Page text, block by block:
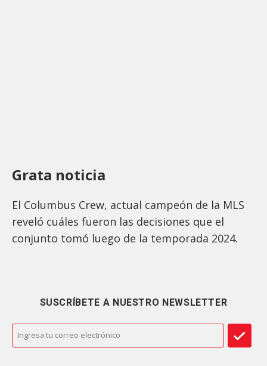
Grata noticia
El Columbus Crew, actual campeón de la MLS
reveló cuáles fueron las decisiones que el
conjunto tomó luego de la temporada 2024.
SUSCRÍBETE A NUESTRO NEWSLETTER